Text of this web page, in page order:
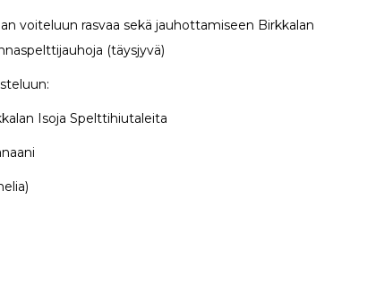
voiteluun rasvaa sekä jauhottamiseen Birkkalan
(täysjyvä)
Isoja Spelttihiutaleita